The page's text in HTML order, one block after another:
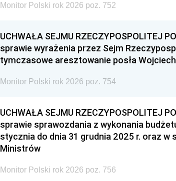
Monitor Polski rok 2026 poz. 752
UCHWAŁA SEJMU RZECZYPOSPOLITEJ
sprawie wyrażenia przez Sejm
tymczasowe aresztowanie posła
Monitor Polski rok 2026 poz. 754
UCHWAŁA SEJMU RZECZYPOSPOLITEJ
sprawie sprawozdania z wykonania
stycznia do dnia 31 grudnia 2025 r. oraz w
Ministrów
Monitor Polski rok 2026 poz. 756